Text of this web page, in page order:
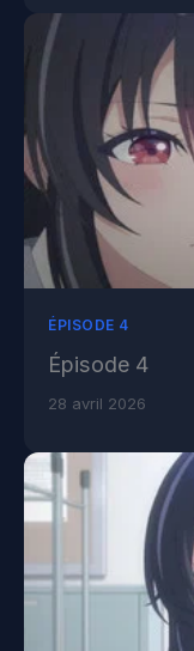
ÉPISODE 4
Épisode 4
28 avril 2026